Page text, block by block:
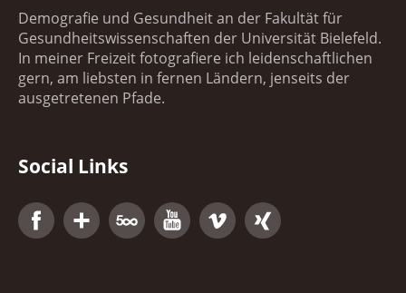
Demografie und Gesundheit an der Fakultät für
Gesundheitswissenschaften der Universität Bielefeld.
In meiner Freizeit fotografiere ich leidenschaftlichen
gern, am liebsten in fernen Ländern, jenseits der
ausgetretenen Pfade.
Social Links
FacebookGoogle+500px YouTubeVimeo